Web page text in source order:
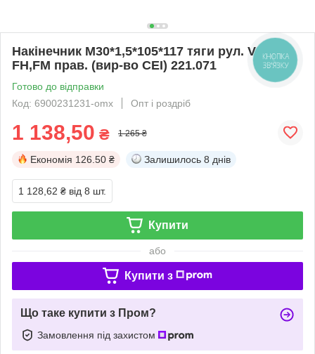
Накінечник М30*1,5*105*117 тяги рул. VOLVO
FH,FM прав. (вир-во CEI) 221.071
Готово до відправки
Код: 6900231231-omx
Опт і роздріб
1 138,50 ₴ 1 265 ₴
Економія 126.50 ₴ Залишилось 8 днів
1 128,62 ₴ від 8 шт.
Купити
або
Купити з
Що таке купити з Пром?
Замовлення під захистом
КНОПКА
ЗВ'ЯЗКУ